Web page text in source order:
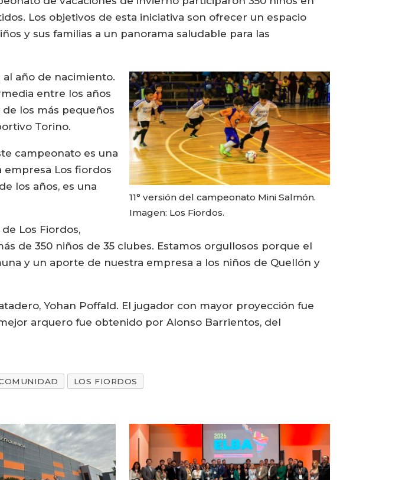
Los objetivos de esta iniciativa son ofrecer un espacio
y sus familias a un panorama saludable para las
11° versión del campeonato Mini Salmón.
Imagen: Los Fiordos.
año de nacimiento.
entre los años
los más pequeños
Torino.
campeonato es una
empresa Los fiordos
los años, es una
Los Fiordos,
de 350 niños de 35 clubes. Estamos orgullosos porque el
y un aporte de nuestra empresa a los niños de Quellón y
Yohan Poffald. El jugador con mayor proyección fue
arquero fue obtenido por Alonso Barrientos, del
LOS FIORDOS